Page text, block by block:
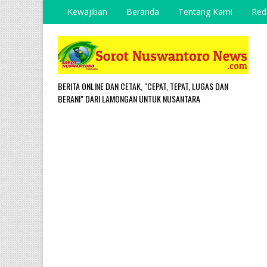
Kewajiban Beranda Tentang Kami
BERITA ONLINE DAN CETAK, "CEPAT, TEPAT, LUGAS DAN
BERANI" DARI LAMONGAN UNTUK NUSANTARA